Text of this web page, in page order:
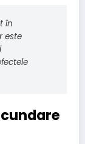
în
este